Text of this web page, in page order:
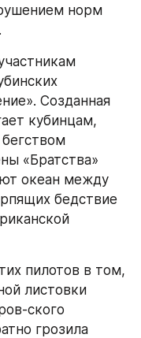
норм
Созданная
кубинцам,
бегством
«Братства»
океан между
бедствие
пилотов в том,
листовки
ского
грозила